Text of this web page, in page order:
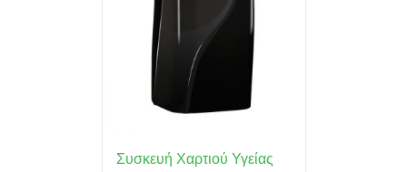
Συσκευή Χαρτιού Υγείας